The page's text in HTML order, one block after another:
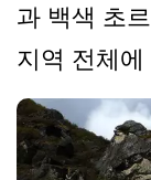
과 백색 초
지역 전체